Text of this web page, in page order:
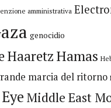
amministrativa
genocidio
HaaretzHamas
marcia del ritorno
Middle East